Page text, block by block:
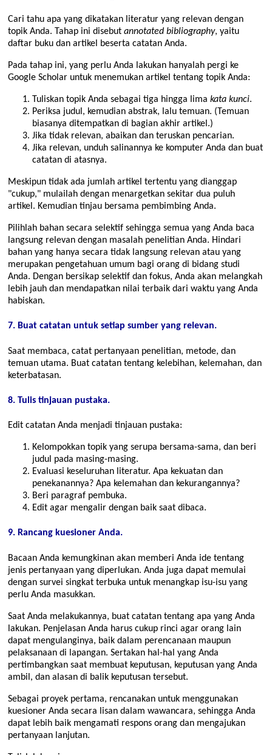
Cari tahu apa yang dikatakan literatur yang relevan dengan
topik Anda. Tahap ini disebut annotated bibliography, yaitu
daftar buku dan artikel beserta catatan Anda.
Pada tahap ini, yang perlu Anda lakukan hanyalah pergi ke
Google Scholar untuk menemukan artikel tentang topik Anda:
Tuliskan topik Anda sebagai tiga hingga lima kata kunci.
Periksa judul, kemudian abstrak, lalu temuan. (Temuan
biasanya ditempatkan di bagian akhir artikel.)
Jika tidak relevan, abaikan dan teruskan pencarian.
Jika relevan, unduh salinannya ke komputer Anda dan buat
catatan di atasnya.
Meskipun tidak ada jumlah artikel tertentu yang dianggap
cukup,
mulailah dengan menargetkan sekitar dua puluh
artikel. Kemudian tinjau bersama pembimbing Anda.
Pilihlah bahan secara selektif sehingga semua yang Anda baca
langsung relevan dengan masalah penelitian Anda. Hindari
bahan yang hanya secara tidak langsung relevan atau yang
merupakan pengetahuan umum bagi orang di bidang studi
Anda. Dengan bersikap selektif dan fokus, Anda akan melangkah
lebih jauh dan mendapatkan nilai terbaik dari waktu yang Anda
habiskan.
7. Buat catatan untuk setiap sumber yang relevan.
Saat membaca, catat pertanyaan penelitian, metode, dan
temuan utama. Buat catatan tentang kelebihan, kelemahan, dan
keterbatasan.
8. Tulis tinjauan pustaka.
Edit catatan Anda menjadi tinjauan pustaka:
Kelompokkan topik yang serupa bersama-sama, dan beri
judul pada masing-masing.
Evaluasi keseluruhan literatur. Apa kekuatan dan
penekanannya? Apa kelemahan dan kekurangannya?
Beri paragraf pembuka.
Edit agar mengalir dengan baik saat dibaca.
9. Rancang kuesioner Anda.
Bacaan Anda kemungkinan akan memberi Anda ide tentang
jenis pertanyaan yang diperlukan. Anda juga dapat memulai
dengan survei singkat terbuka untuk menangkap isu-isu yang
perlu Anda masukkan.
Saat Anda melakukannya, buat catatan tentang apa yang Anda
lakukan. Penjelasan Anda harus cukup rinci agar orang lain
dapat mengulanginya, baik dalam perencanaan maupun
pelaksanaan di lapangan. Sertakan hal-hal yang Anda
pertimbangkan saat membuat keputusan, keputusan yang Anda
ambil, dan alasan di balik keputusan tersebut.
Sebagai proyek pertama, rencanakan untuk menggunakan
kuesioner Anda secara lisan dalam wawancara, sehingga Anda
dapat lebih baik mengamati respons orang dan mengajukan
pertanyaan lanjutan.